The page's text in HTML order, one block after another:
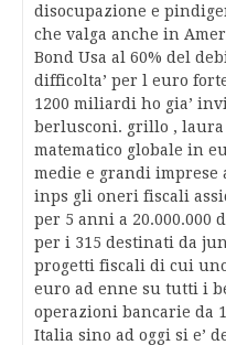
disocupazione e
che valga anche in
Bond Usa al 60% del
difficolta’ per l euro
1200 miliardi ho gia’
berlusconi. grillo ,
matematico globale in
medie e grandi
inps gli oneri fiscali
per 5 anni a 20.000.000
per i 315 destinati da
progetti fiscali di cui
euro ad enne su tutti i
operazioni bancarie da
Italia sino ad oggi si e’